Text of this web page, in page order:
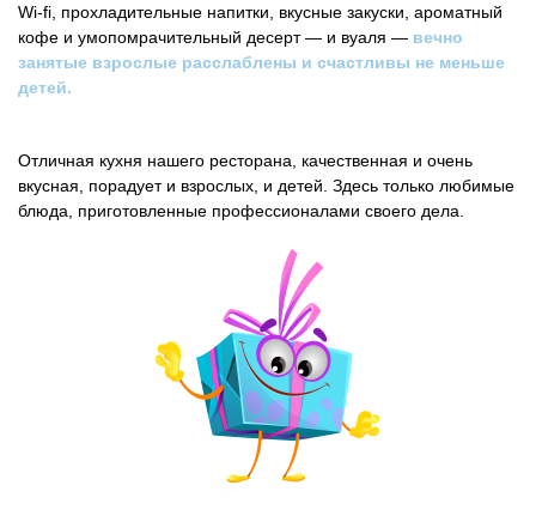
Wi-fi, прохладительные напитки, вкусные закуски, ароматный
кофе и умопомрачительный десерт — и вуаля — вечно
занятые взрослые расслаблены и счастливы не меньше
детей.
Отличная кухня нашего ресторана, качественная и очень
вкусная, порадует и взрослых, и детей. Здесь только любимые
блюда, приготовленные профессионалами своего дела.